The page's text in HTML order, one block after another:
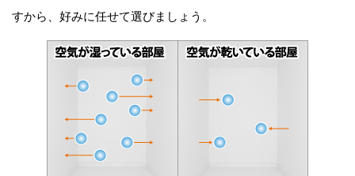
すから、好みに任せて選びましょう。